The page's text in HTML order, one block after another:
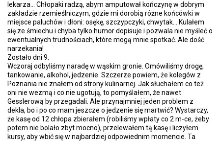
lekarza... Chłopaki radzą, abym amputował kończynę w dobrym
zakładzie rzemieślniczym, gdzie mi dorobią różne końcówki w
miejsce paluchów i dłoni: osękę, szczypczyki, chwytak... Kulałem
się ze śmiechu i chyba tylko humor dopisuje i pozwala nie myśleć o
ewentualnych trudnościach, które mogą mnie spotkać. Ale dość
narzekania!
Zostało dni 9.
Wczoraj odbyliśmy naradę w wąskim gronie. Omówiliśmy drogę,
tankowanie, alkohol, jedzenie. Szczerze powiem, że kolegów z
Poznania nie znałem od strony kulinarnej. Jak słuchałem co też
oni nie wezmą i co nie ugotują, to pomyślałem, że nawet
Gesslerową by przegadali. Ale przynajmniej jeden problem z
dekla, bo i po co mam jeszcze o jedzenie się martwić? Wystarczy,
że kasę od 12 chłopa zbierałem (robiliśmy wpłaty co 2 m-ce, żeby
potem nie bolało zbyt mocno), przelewałem tą kasę i liczyłem
kursy, aby wbić się w najbardziej odpowiednim momencie. Ta